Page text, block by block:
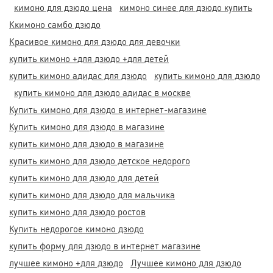
кимоно для дзюдо цена
кимоно синее для дзюдо купить
Ккимоно самбо дзюдо
Красивое кимоно для дзюдо для девочки
купить кимоно +для дзюдо +для детей
купить кимоно адидас для дзюдо
купить кимоно для дзюдо
купить кимоно для дзюдо адидас в москве
Купить кимоно для дзюдо в интернет-магазине
Купить кимоно для дзюдо в магазине
купить кимоно для дзюдо в магазине
купить кимоно для дзюдо детское недорого
купить кимоно для дзюдо для детей
купить кимоно для дзюдо для мальчика
купить кимоно для дзюдо ростов
Купить недорогое кимоно дзюдо
купить форму для дзюдо в интернет магазине
лучшее кимоно +для дзюдо
Лучшее кимоно для дзюдо